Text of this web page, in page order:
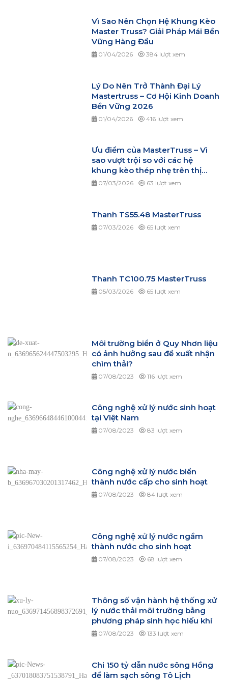
Vì Sao Nên Chọn Hệ Khung Kèo
Master Truss? Giải Pháp Mái Bền
Vững Hàng Đầu
01/04/2026 384 lượt xem
Lý Do Nên Trở Thành Đại Lý
Mastertruss – Cơ Hội Kinh Doanh
Bền Vững 2026
01/04/2026 416 lượt xem
Ưu điểm của MasterTruss – Vì
sao vượt trội so với các hệ
khung kèo thép nhẹ trên thị
trường?
07/03/2026 63 lượt xem
Thanh TS55.48 MasterTruss
07/03/2026 65 lượt xem
Thanh TC100.75 MasterTruss
05/03/2026 65 lượt xem
Môi trường biển ở Quy Nhơn liệu
có ảnh hưởng sau đề xuất nhận
chìm thải?
07/08/2023 116 lượt xem
Công nghệ xử lý nước sinh hoạt
tại Việt Nam
07/08/2023 83 lượt xem
Công nghệ xử lý nước biển
thành nước cấp cho sinh hoạt
07/08/2023 84 lượt xem
Công nghệ xử lý nước ngầm
thành nước cho sinh hoạt
07/08/2023 68 lượt xem
Thông số vận hành hệ thống xử
lý nước thải môi trường bằng
phương pháp sinh học hiếu khí
07/08/2023 133 lượt xem
Chi 150 tỷ dẫn nước sông Hồng
để làm sạch sông Tô Lịch